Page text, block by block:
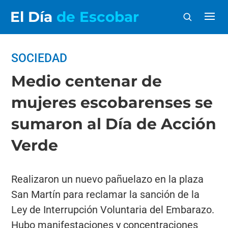
El Día de Escobar
SOCIEDAD
Medio centenar de
mujeres escobarenses se
sumaron al Día de Acción
Verde
Realizaron un nuevo pañuelazo en la plaza
San Martín para reclamar la sanción de la
Ley de Interrupción Voluntaria del Embarazo.
Hubo manifestaciones y concentraciones